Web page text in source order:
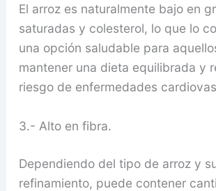
El arroz es naturalmente bajo en
saturadas y colesterol, lo que lo
una opción saludable para
mantener una dieta equilibrada y
riesgo de enfermedades
3.- Alto en fibra.
Dependiendo del tipo de arroz y
refinamiento, puede contener